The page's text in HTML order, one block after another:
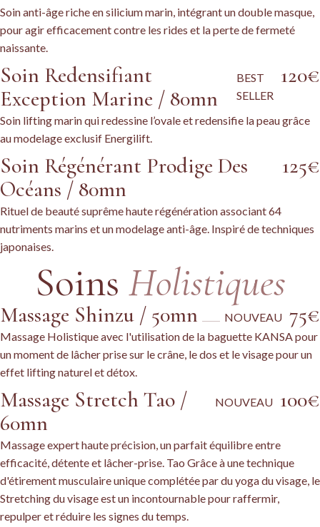
Soin anti-âge riche en silicium marin, intégrant un double masque,
pour agir efficacement contre les rides et la perte de fermeté
naissante.
Soin Redensifiant
Exception Marine / 80mn
BEST
SELLER
120€
Soin lifting marin qui redessine l’ovale et redensifie la peau grâce
au modelage exclusif Energilift.
Soin Régénérant Prodige Des
Océans / 80mn
125€
Rituel de beauté suprême haute régénération associant 64
nutriments marins et un modelage anti-âge. Inspiré de techniques
japonaises.
Soins Holistiques
Massage Shinzu / 50mn NOUVEAU 75€
Massage Holistique avec l'utilisation de la baguette KANSA pour
un moment de lâcher prise sur le crâne, le dos et le visage pour un
effet lifting naturel et détox.
Massage Stretch Tao /
60mn
NOUVEAU 100€
Massage expert haute précision, un parfait équilibre entre
efficacité, détente et lâcher-prise. Tao Grâce à une technique
d'étirement musculaire unique complétée par du yoga du visage, le
Stretching du visage est un incontournable pour raffermir,
repulper et réduire les signes du temps.